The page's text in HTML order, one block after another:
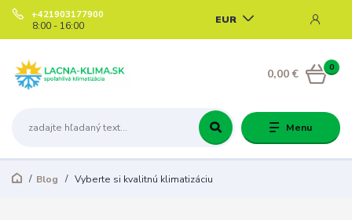
Menu
EUR
+421903177900
8:00 - 16:00
0
0,00 €
Blog Vyberte si kvalitnú klimatizáciu